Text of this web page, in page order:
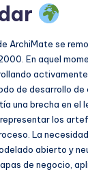
ArchiMate se
En aquel
activamente
de desarrollo de
una brecha en el
los
La
abierto y
de negocio,